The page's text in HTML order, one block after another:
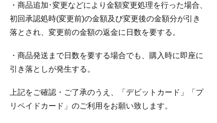
・商品追加･変更などにより金額変更処理を行った場合、
初回承認処時(変更前)の金額及び変更後の金額分が引き
落とされ、変更前の金額の返金に日数を要する。
・商品発送まで日数を要する場合でも、購入時に即座に
引き落としが発生する。
上記をご確認・ご了承のうえ、「デビットカード」「プ
リペイドカード」のご利用をお願い致します。